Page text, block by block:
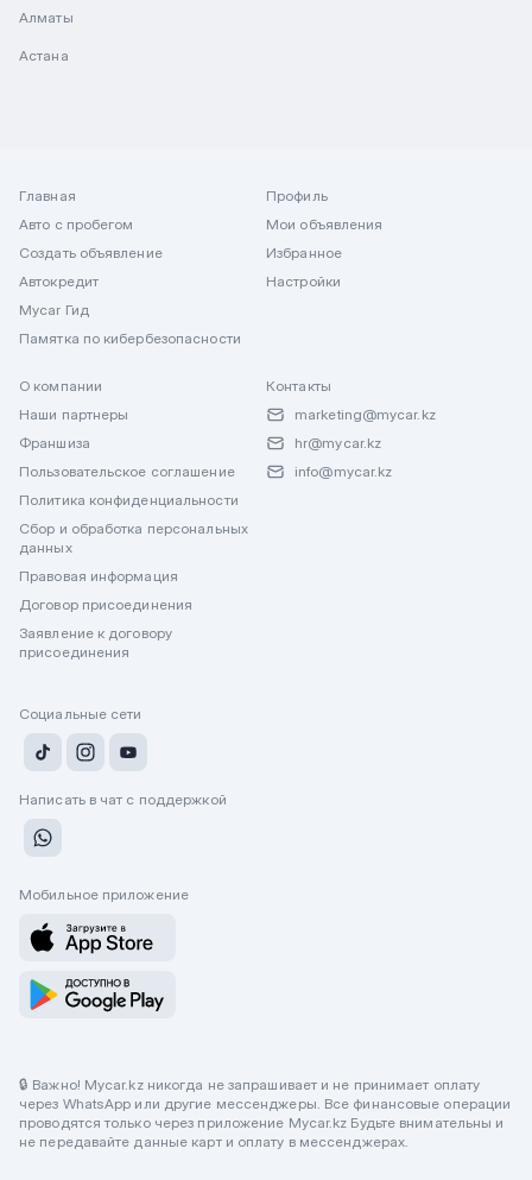
Алматы
Астана
Главная
Авто с пробегом
Создать объявление
Автокредит
Mycar Гид
Памятка по кибербезопасности
Профиль
Мои объявления
Избранное
Настройки
О компании
Наши партнеры
Франшиза
Пользовательское соглашение
Политика конфиденциальности
Сбор и обработка персональных
данных
Правовая информация
Договор присоединения
Заявление к договору
присоединения
Контакты
marketing@mycar.kz
hr@mycar.kz
info@mycar.kz
Социальные сети
Написать в чат с поддержкой
Мобильное приложение
🔒 Важно! Mycar.kz никогда не запрашивает и не принимает оплату
через WhatsApp или другие мессенджеры. Все финансовые операции
проводятся только через приложение Mycar.kz Будьте внимательны и
не передавайте данные карт и оплату в мессенджерах.